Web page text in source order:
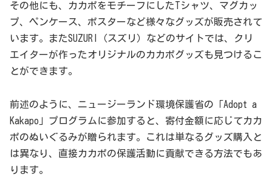
その他にも、カカポをモチーフにしたTシャツ、マグカッ
プ、ペンケース、ポスターなど様々なグッズが販売されて
います。またSUZURI（スズリ）などのサイトでは、クリ
エイターが作ったオリジナルのカカポグッズも見つけるこ
とができます。
前述のように、ニュージーランド環境保護省の「Adopt a
Kakapo」プログラムに参加すると、寄付金額に応じてカカ
ポのぬいぐるみが贈られます。これは単なるグッズ購入と
は異なり、直接カカポの保護活動に貢献できる方法でもあ
ります。